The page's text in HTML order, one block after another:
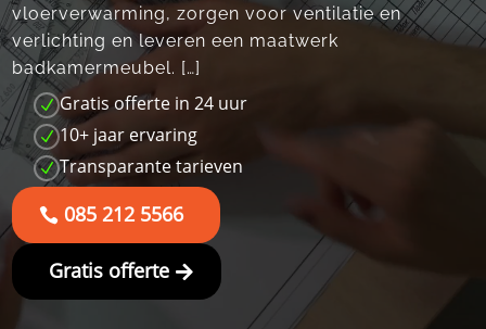
vloerverwarming, zorgen voor ventilatie en
verlichting en leveren een maatwerk
badkamermeubel. […]
N Gratis offerte in 24 uur
N 10+ jaar ervaring
N Transparante tarieven
085 212 5566
Gratis offerte